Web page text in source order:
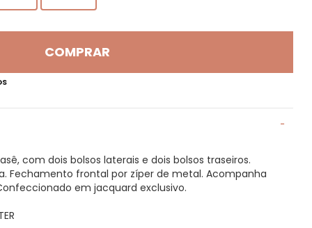
COMPRAR
com dois bolsos laterais e dois bolsos traseiros.
Fechamento frontal por zíper de metal. Acompanha
em jacquard exclusivo.